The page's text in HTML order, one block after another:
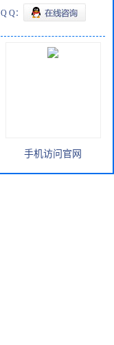
Q Q：
手机访问官网